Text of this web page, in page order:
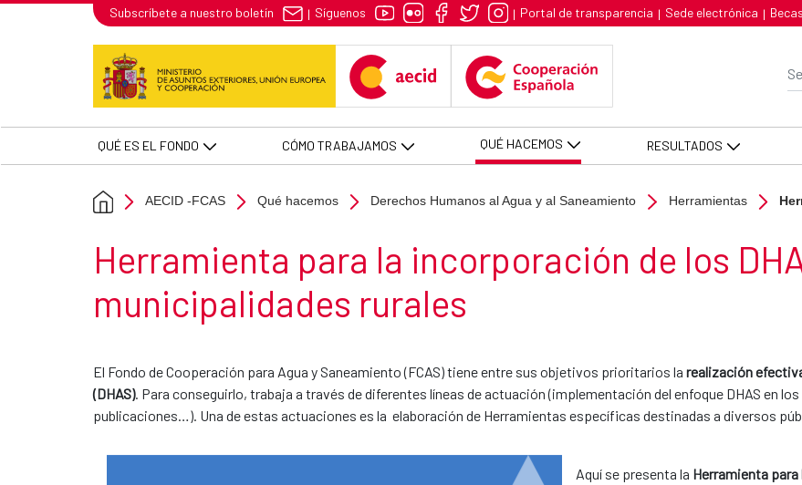
Skip to Main Content
Herramienta para municipalidades rurales - AECID -FCAS
Subscríbete a nuestro boletín | Síguenos | Portal de transparencia | Sede electrónica |
QUÉ ES EL FONDO CÓMO TRABAJAMOS QUÉ HACEMOS RESULTADOS
AECID -FCAS Qué hacemos Derechos Humanos al Agua y al Saneamiento Herramientas
Section title
Herramienta para la incorporación de los
municipalidades rurales
El Fondo de Cooperación para Agua y Saneamiento (FCAS) tiene entre sus objetivos prioritarios la realización
(DHAS). Para conseguirlo, trabaja a través de diferentes líneas de actuación (implementación del enfoque DHAS en
publicaciones…). Una de estas actuaciones es la elaboración de Herramientas específicas destinadas a diversos
Aquí se presenta la Herramienta